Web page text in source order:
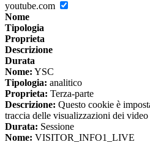
youtube.com
Nome
Tipologia
Proprieta
Descrizione
Durata
Nome: YSC
Tipologia: analitico
Proprieta: Terza-parte
Descrizione: Questo cookie è
traccia delle visualizzazioni dei
Durata: Sessione
Nome: VISITOR_INFO1_LIVE